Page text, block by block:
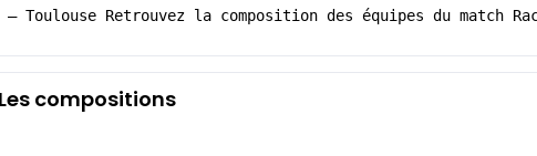
– Toulouse Retrouvez la composition des équipes du match
compositions